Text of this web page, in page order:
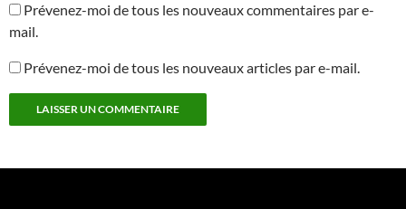
Prévenez-moi de tous les nouveaux commentaires par e-
mail.
Prévenez-moi de tous les nouveaux articles par e-mail.